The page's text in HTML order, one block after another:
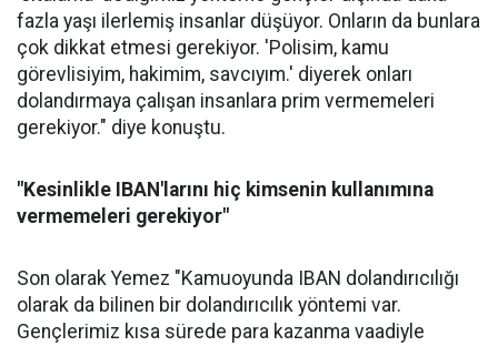
fazla yaşı ilerlemiş insanlar düşüyor. Onların da bunlara
çok dikkat etmesi gerekiyor. 'Polisim, kamu
görevlisiyim, hakimim, savcıyım.' diyerek onları
dolandırmaya çalışan insanlara prim vermemeleri
gerekiyor." diye konuştu.
"Kesinlikle IBAN'larını hiç kimsenin kullanımına
vermemeleri gerekiyor"
Son olarak Yemez "Kamuoyunda IBAN dolandırıcılığı
olarak da bilinen bir dolandırıcılık yöntemi var.
Gençlerimiz kısa sürede para kazanma vaadiyle